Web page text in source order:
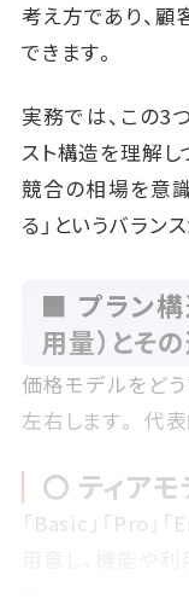
考え方であり、顧
できます。
実務では、この3
スト構造を理解し
競合の相場を意
る」というバラン
■ プラン構
用量）とそ
価格モデルをど
左右します。 代
〇 ティアモ
「Basic」「Pro」